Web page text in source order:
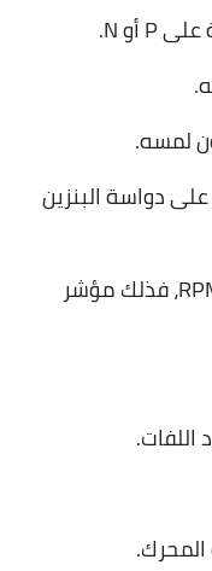
دواسة البنزين
5. إذا انهار الخرطوم أثناء زيادة الـ RPM، فذلك مؤشر
المحرك.